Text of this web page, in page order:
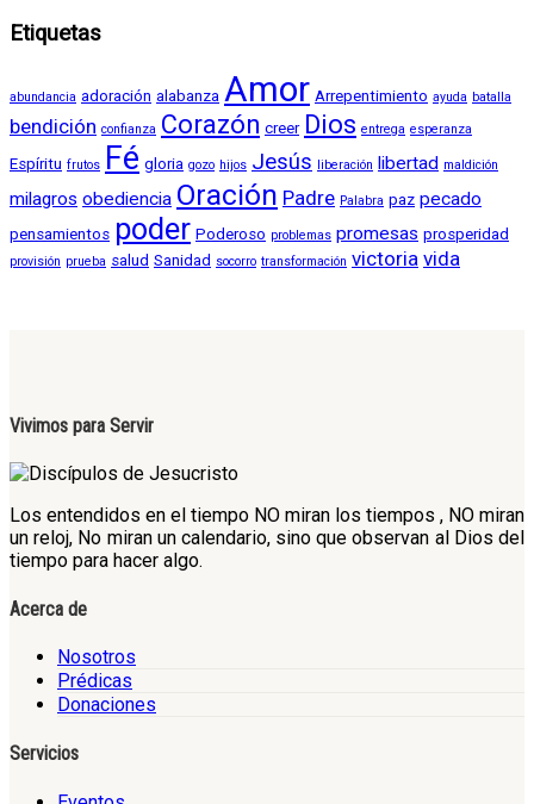
Etiquetas
abundancia adoración alabanza Amor Arrepentimiento ayuda batalla
bendición confianza Corazón creer Dios entrega esperanza
Espíritu frutos Fé gloria gozo hijos Jesús liberación libertad maldición
milagros obediencia Oración Padre Palabra paz pecado
pensamientos poder Poderoso problemas promesas prosperidad
provisión prueba salud Sanidad socorro transformación victoria vida
Vivimos para Servir
Los entendidos en el tiempo NO miran los tiempos , NO miran
un reloj, No miran un calendario, sino que observan al Dios del
tiempo para hacer algo.
Acerca de
Nosotros
Prédicas
Donaciones
Servicios